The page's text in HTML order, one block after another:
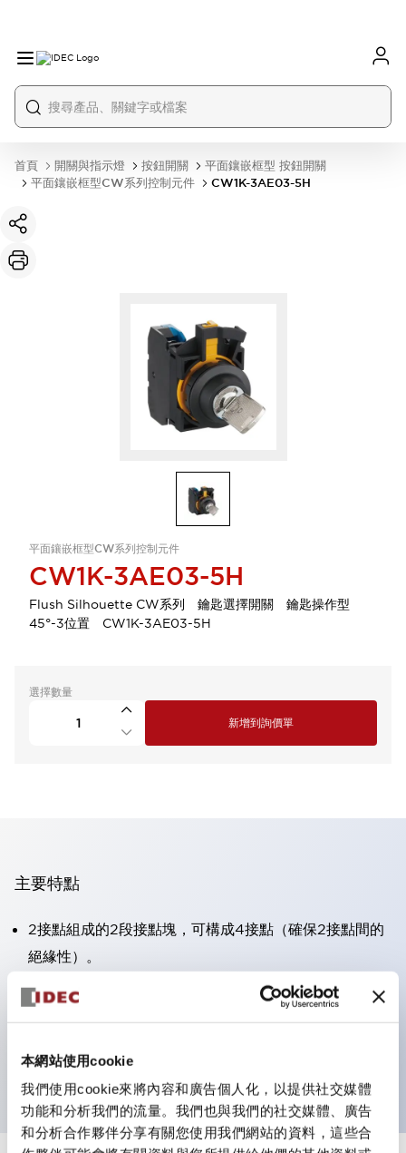
本網站使用cookie
我們使用cookie來將內容和廣告個人化，以提供社交媒體
功能和分析我們的流量。我們也與我們的社交媒體、廣告
和分析合作夥伴分享有關您使用我們網站的資料，這些合
首頁 開關與指示燈 按鈕開關
平面鑲嵌框型 按鈕開關
平面鑲嵌框型CW系列控制元件
CW1K-3AE03-5H
平面鑲嵌框型CW系列控制元件
CW1K-3AE03-5H
Flush Silhouette CW系列 鑰匙選擇開關 鑰匙操作型
45°-3位置 CW1K-3AE03-5H
選擇數量
新增到詢價單
主要特點
2接點組成的2段接點塊，可構成4接點（確保2接點間的
絕緣性）。
面板深度39.9mm（※11段接點塊）、59.9mm（※22段
接點塊）。可實現省空間設計。
防護結構